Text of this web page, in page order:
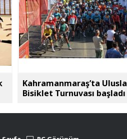
Kahramanmaraş’ta
Bisiklet Turnuvası başladı